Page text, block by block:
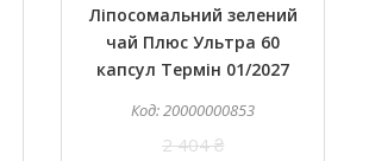
Ліпосомальний зелений
чай Плюс Ультра 60
капсул Термін 01/2027
20000000853
2 404 ₴